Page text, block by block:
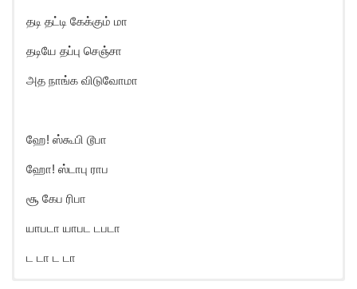
தடி தட்டி கேக்கும் மா
தடியே தப்பு செஞ்சா
அத நாங்க விடுவோமா
ஹே! ஸ்கூபி டூபா
ஹோ! ஸ்டாபு ராப
சூ கேப ரிபா
யாபடா யாபட டபடா
ட டா ட டா